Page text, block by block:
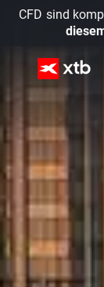
CFD sind